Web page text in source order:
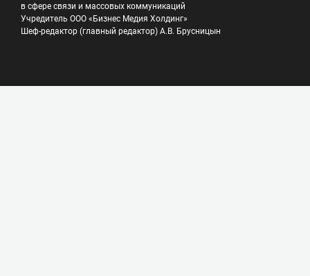
в сфере связи и массовых коммуникаций
Учредитель ООО «Бизнес Медия Холдинг»
Шеф-редактор (главный редактор) А.В. Брусницын